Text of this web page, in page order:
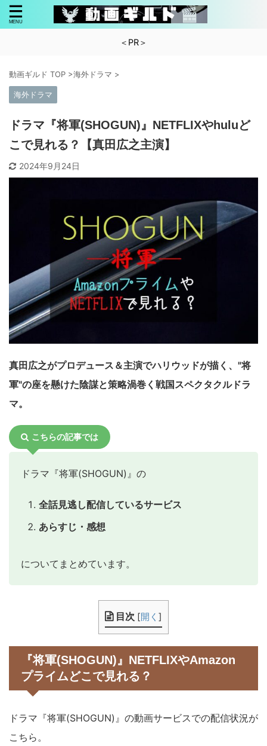
＜PR＞
動画ギルド TOP >海外ドラマ >
海外ドラマ
ドラマ『将軍(SHOGUN)』NETFLIXやhuluど
こで見れる？【真田広之主演】
2024年9月24日
真田広之がプロデュース＆主演でハリウッドが描く、"将
軍"の座を懸けた陰謀と策略渦巻く戦国スペクタクルドラ
マ。
こちらの記事では
ドラマ『将軍(SHOGUN)』の
全話見逃し配信しているサービス
あらすじ・感想
についてまとめています。
目次 [開く ]
『将軍(SHOGUN)』NETFLIXやAmazon
プライムどこで見れる？
ドラマ『将軍(SHOGUN)』の動画サービスでの配信状況が
こちら。